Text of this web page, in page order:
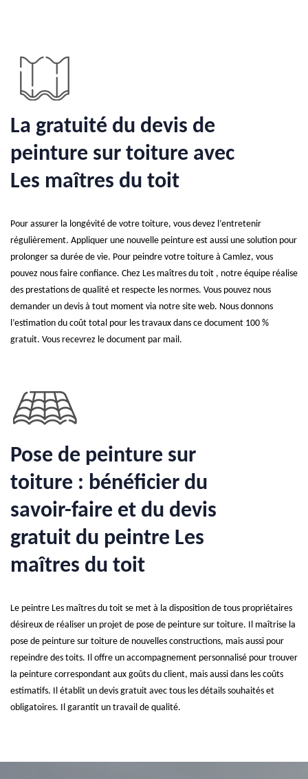
La gratuité du devis de
peinture sur toiture avec
Les maîtres du toit
Pour assurer la longévité de votre toiture, vous devez l’entretenir
régulièrement. Appliquer une nouvelle peinture est aussi une solution pour
prolonger sa durée de vie. Pour peindre votre toiture à Camlez, vous
pouvez nous faire confiance. Chez Les maîtres du toit , notre équipe réalise
des prestations de qualité et respecte les normes. Vous pouvez nous
demander un devis à tout moment via notre site web. Nous donnons
l’estimation du coût total pour les travaux dans ce document 100 %
gratuit. Vous recevrez le document par mail.
Pose de peinture sur
toiture : bénéficier du
savoir-faire et du devis
gratuit du peintre Les
maîtres du toit
Le peintre Les maîtres du toit se met à la disposition de tous propriétaires
désireux de réaliser un projet de pose de peinture sur toiture. Il maîtrise la
pose de peinture sur toiture de nouvelles constructions, mais aussi pour
repeindre des toits. Il offre un accompagnement personnalisé pour trouver
la peinture correspondant aux goûts du client, mais aussi dans les coûts
estimatifs. Il établit un devis gratuit avec tous les détails souhaités et
obligatoires. Il garantit un travail de qualité.